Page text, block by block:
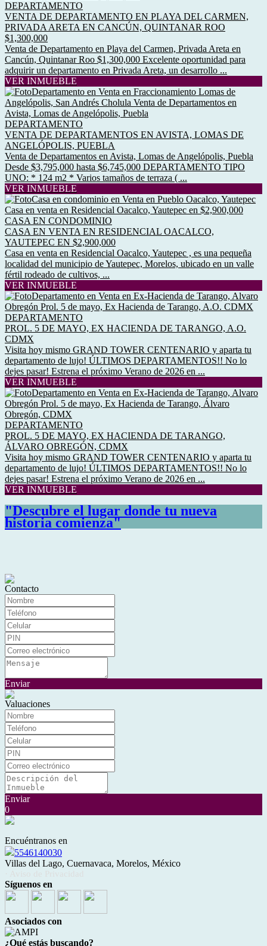
DEPARTAMENTO
VENTA DE DEPARTAMENTO EN PLAYA DEL CARMEN,
PRIVADA ARETA EN CANCÚN, QUINTANAR ROO
$1,300,000
Venta de Departamento en Playa del Carmen, Privada Areta en
Cancún, Quintanar Roo $1,300,000 Excelente oportunidad para
adquirir un departamento en Privada Areta, un desarrollo ...
VER INMUEBLE
DEPARTAMENTO
VENTA DE DEPARTAMENTOS EN AVISTA, LOMAS DE
ANGELÓPOLIS, PUEBLA
Venta de Departamentos en Avista, Lomas de Angelópolis, Puebla
Desde $3,795,000 hasta $6,745,000 DEPARTAMENTO TIPO
UNO: * 124 m2 * Varios tamaños de terraza ( ...
VER INMUEBLE
CASA EN CONDOMINIO
CASA EN VENTA EN RESIDENCIAL OACALCO,
YAUTEPEC EN $2,900,000
Casa en venta en Residencial Oacalco, Yautepec , es una pequeña
localidad del municipio de Yautepec, Morelos, ubicado en un valle
fértil rodeado de cultivos, ...
VER INMUEBLE
DEPARTAMENTO
PROL. 5 DE MAYO, EX HACIENDA DE TARANGO, A.O.
CDMX
Visita hoy mismo GRAND TOWER CENTENARIO y aparta tu
departamento de lujo! ÚLTIMOS DEPARTAMENTOS!! No lo
dejes pasar! Estrena el próximo Verano de 2026 en ...
VER INMUEBLE
DEPARTAMENTO
PROL. 5 DE MAYO, EX HACIENDA DE TARANGO,
ÁLVARO OBREGÓN, CDMX
Visita hoy mismo GRAND TOWER CENTENARIO y aparta tu
departamento de lujo! ÚLTIMOS DEPARTAMENTOS!! No lo
dejes pasar! Estrena el próximo Verano de 2026 en ...
VER INMUEBLE
"Descubre el lugar donde tu nueva
historia comienza"
Contacto
Enviar
Valuaciones
Enviar
0
Encuéntranos en
5546140030
Villas del Lago, Cuernavaca, Morelos, México
Síguenos en
Asociados con
¿Qué estás buscando?